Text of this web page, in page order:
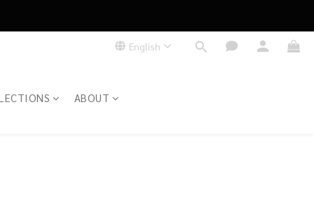
English
ABOUT